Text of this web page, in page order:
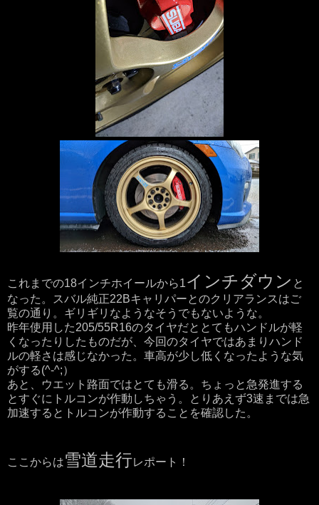
これまでの18インチホイールから1インチダウン と
なった。スバル純正22Bキャリパーとのクリアランスはご
覧の通り。ギリギリなようなそうでもないような。
昨年使用した205/55R16のタイヤだととてもハンドルが軽
くなったりしたものだが、今回のタイヤではあまりハンド
ルの軽さは感じなかった。車高が少し低くなったような気
がする(^-^;）
あと、ウエット路面ではとても滑る。ちょっと急発進する
とすぐにトルコンが作動しちゃう。とりあえず3速までは急
加速するとトルコンが作動することを確認した。
ここからは雪道走行レポート！